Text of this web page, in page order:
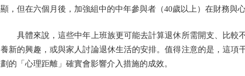
顯，但在六個月後，加強組中的中年參與者（40歲以上）在財務與
具體來說，這些中年上班族更可能去計算退休所需開支、比較
養新的興趣，或與家人討論退休生活的安排。值得注意的是，這項
劃的「心理距離」確實會影響介入措施的成效。